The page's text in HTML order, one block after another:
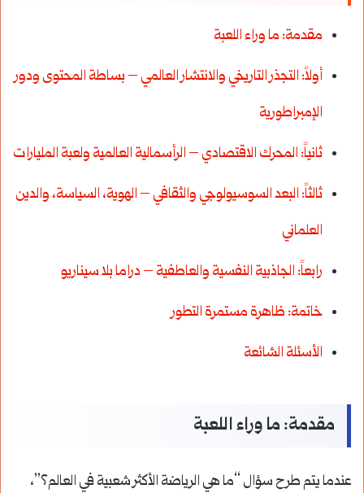
مقدمة: ما وراء اللعبة
أولاً: التجذر التاريخي والانتشار العالمي – بساطة المحتوى ودور
الإمبراطورية
ثانياً: المحرك الاقتصادي – الرأسمالية العالمية ولعبة المليارات
ثالثاً: البعد السوسيولوجي والثقافي – الهوية، السياسة، والدين
العلماني
رابعاً: الجاذبية النفسية والعاطفية – دراما بلا سيناريو
خاتمة: ظاهرة مستمرة التطور
الأسئلة الشائعة
مقدمة: ما وراء اللعبة
عندما يتم طرح سؤال “ما هي الرياضة الأكثر شعبية في العالم؟”،